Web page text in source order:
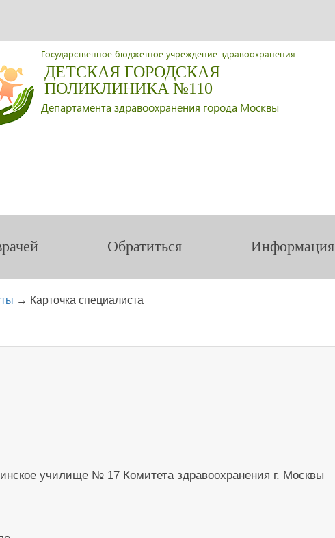
Государственное бюджетное учреждение здравоохранения
ДЕТСКАЯ ГОРОДСКАЯ
ПОЛИКЛИНИКА №110
Департамента здравоохранения города Москвы
Обратиться Информация
→ Карточка специалиста
училище № 17 Комитета здравоохранения г. Москвы